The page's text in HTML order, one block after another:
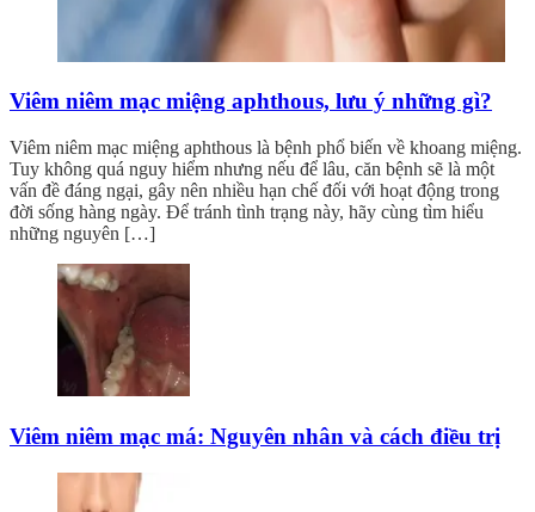
Viêm niêm mạc miệng aphthous, lưu ý những gì?
Viêm niêm mạc miệng aphthous là bệnh phổ biến về khoang miệng.
Tuy không quá nguy hiểm nhưng nếu để lâu, căn bệnh sẽ là một
vấn đề đáng ngại, gây nên nhiều hạn chế đối với hoạt động trong
đời sống hàng ngày. Để tránh tình trạng này, hãy cùng tìm hiểu
những nguyên […]
Viêm niêm mạc má: Nguyên nhân và cách điều trị